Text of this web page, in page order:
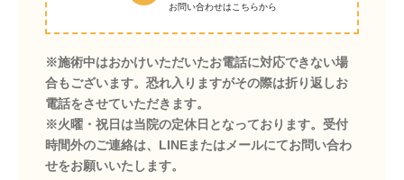
お問い合わせはこちらから
※施術中はおかけいただいたお電話に対応できない場
合もございます。恐れ入りますがその際は折り返しお
電話をさせていただきます。
※火曜・祝日は当院の定休日となっております。受付
時間外のご連絡は、LINEまたはメールにてお問い合わ
せをお願いいたします。